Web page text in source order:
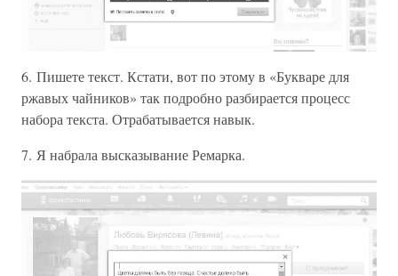
6. Пишете текст. Кстати, вот по этому в «Букваре для
ржавых чайников» так подробно разбирается процесс
набора текста. Отрабатывается навык.
7. Я набрала высказывание Ремарка.